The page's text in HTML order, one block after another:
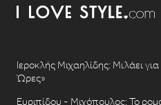
Ιεροκλής Μιχαηλίδης: Μιλάει
Ώρες»
Ευριπίδου - Μιχόπουλος: Το